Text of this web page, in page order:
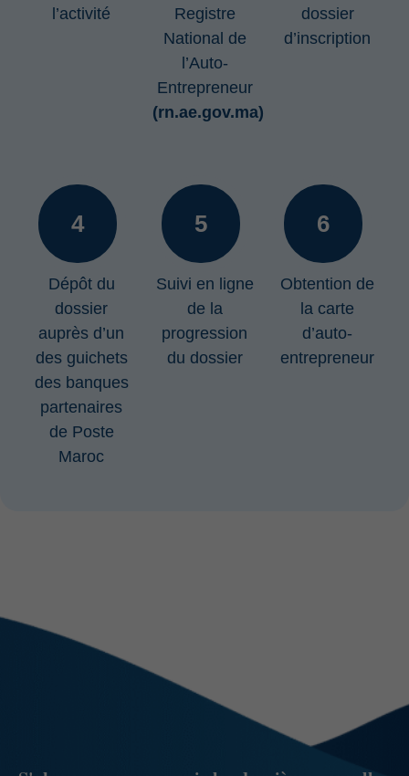
l’activité
Registre
National de
l’Auto-
Entrepreneur
(rn.ae.gov.ma)
dossier
d’inscription
4
Dépôt du
dossier
auprès d’un
des guichets
des banques
partenaires
de Poste
Maroc
5
Suivi en ligne
de la
progression
du dossier
6
Obtention de
la carte
d’auto-
entrepreneur